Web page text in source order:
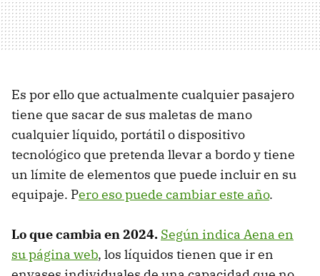
Es por ello que actualmente cualquier pasajero
tiene que sacar de sus maletas de mano
cualquier líquido, portátil o dispositivo
tecnológico que pretenda llevar a bordo y tiene
un límite de elementos que puede incluir en su
equipaje. Pero eso puede cambiar este año.
Lo que cambia en 2024. Según indica Aena en
su página web, los líquidos tienen que ir en